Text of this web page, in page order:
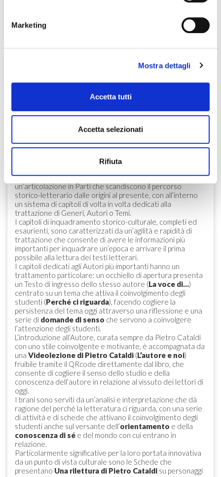
Marketing
Mostra dettagli
Accetta tutti
Accetta selezionati
Rifiuta
di fuori di noi. In questo processo, anche la lettura ci può
nostre reazioni di fronte alle sollecitazioni che dalla lettura
ci provengono; proprio perché di fronte ai testi letterari
questo coinvolgimento, le opere letterarie diventano mute
La grande letteratura non vuole lettrici e lettori passivi, ma
coraggiosi e coinvolti. Il significato di un’opera sta in questo
incontro, e ragionare sui personaggi può essere un modo
particolarmente proficuo di produrre significato: un modo in
più per coinvolgerci nella lettura, per capire che la
letteratura ci riguarda.
LA STRUTTURA, CARATTERISTICHE E
Questa nuova opera di Pietro Cataldi presenta
un’articolazione in Parti che scandiscono il percorso
storico-letterario dalle origini al presente, con all’interno
un sistema di capitoli di volta in volta dedicati alla
trattazione di Generi, Autori o Temi.
I capitoli di inquadramento storico-culturale, completi ed
esaurienti, sono caratterizzati da un’agilità e rapidità di
trattazione che consente di avere le informazioni più
importanti per inquadrare un’epoca e arrivare il prima
possibile alla lettura dei testi letterari.
I capitoli dedicati agli Autori più importanti hanno un
trattamento particolare: un occhiello di apertura presenta
un Testo di ingresso dello stesso autore (La voce di…)
centrato su un tema che attiva il coinvolgimento degli
studenti (Perché ci riguarda), facendo cogliere la
persistenza del tema oggi attraverso una riflessione e una
serie di domande di senso che servono a coinvolgere
l’attenzione degli studenti.
L’introduzione all’Autore, curata sempre da Pietro Cataldi
con uno stile coinvolgente e motivante, è accompagnata da
una Videolezione di Pietro Cataldi (L’autore e noi)
fruibile tramite il QRcode direttamente dal libro, che
consente di cogliere il senso dello studio e della
conoscenza dell’autore in relazione al vissuto dei lettori di
oggi.
I brani sono serviti da un’analisi e interpretazione che dà
ragione del perché la letteratura ci riguarda, con una serie
di attività e di schede che attivano il coinvolgimento degli
studenti anche sul versante dell’orientamento e della
conoscenza di sé e del mondo con cui entrano in
relazione.
Particolarmente significative per la loro portata innovativa
da un punto di vista culturale sono le Schede che
presentano Una rilettura di Pietro Cataldi su personaggi